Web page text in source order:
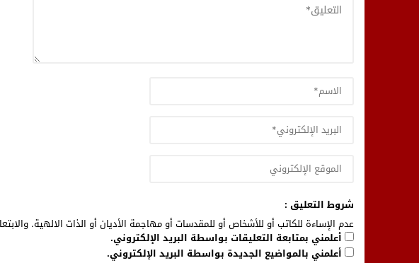
شروط التعليق :
عدم الإساءة للكاتب أو للأشخاص أو للمقدسات أو مهاجمة الأديان أو الذات الالهية.
أعلمني بمتابعة التعليقات بواسطة البريد الإلكتروني.
أعلمني بالمواضيع الجديدة بواسطة البريد الإلكتروني.